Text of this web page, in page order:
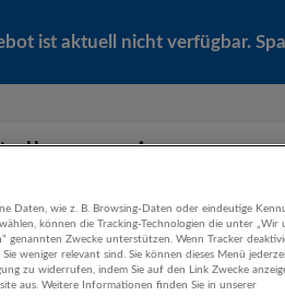
ist aktuell nicht verfügbar.
Abteilungsleitung Feinkost (m/w/d) 38,5
06.08.2026, SPAR Österreichische
Daten, wie z. B. Browsing-Daten oder eindeutige
können die Tracking-Technologien die unter „Wir
genannten Zwecke unterstützen. Wenn Tracker
weniger relevant sind. Sie können dieses Menü
zu widerrufen, indem Sie auf den Link Zwecke
aus. Weitere Informationen finden Sie in unserer